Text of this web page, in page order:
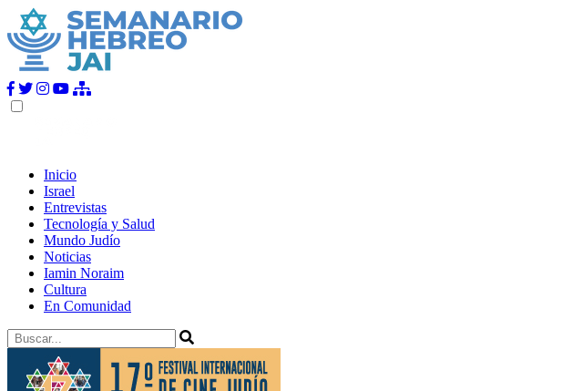
Inicio
Israel
Entrevistas
Tecnología y Salud
Mundo Judío
Noticias
Iamin Noraim
Cultura
En Comunidad